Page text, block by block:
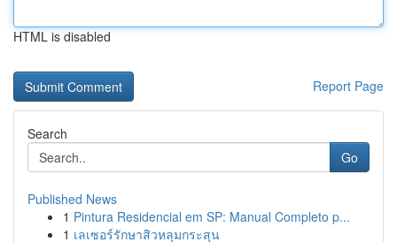
HTML is disabled
Report Page
Search
Go
Published News
1 Pintura Residencial em SP: Manual Completo p...
1 เลเซอร์รักษาสิวหลุมกระสุน